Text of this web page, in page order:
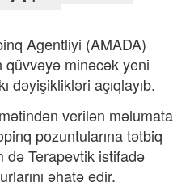
Agentliyi (AMADA)
qüvvəyə minəcək yeni
dəyişiklikləri açıqlayıb.
verilən məlumata
pozuntularına tətbiq
də Terapevtik istifadə
əhatə edir.